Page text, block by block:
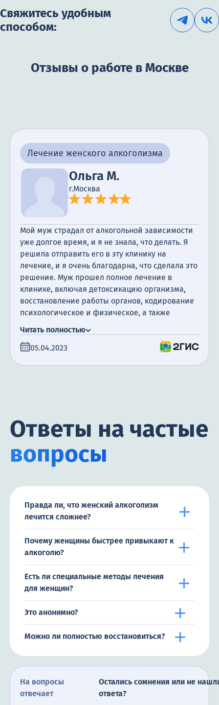
Свяжитесь удобным
способом:
Отзывы о работе в Москве
Лечение женского алкоголизма
Ольга М.
г.Москва
Мой муж страдал от алкогольной зависимости
уже долгое время, и я не знала, что делать. Я
решила отправить его в эту клинику на
лечение, и я очень благодарна, что сделала это
решение. Муж прошел полное лечение в
клинике, включая детоксикацию организма,
восстановление работы органов, кодирование
психологическое и физическое, а также
благодарна за поддержку, которую мы
получили. Сегодня прошло уже полгода с того
Читать полностью
05.04.2023
Ответы на частые
вопросы
Правда ли, что женский алкоголизм
лечится сложнее?
Почему женщины быстрее привыкают к
алкоголю?
Есть ли специальные методы лечения
для женщин?
Это анонимно?
Можно ли полностью восстановиться?
На вопросы
отвечает
Остались сомнения или не
ответа?